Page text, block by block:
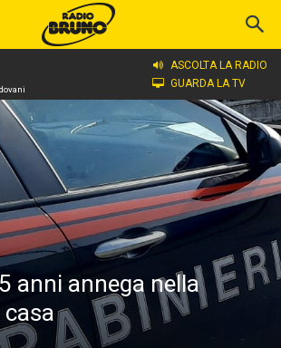
ASCOLTA LA RADIO
GUARDA LA TV
anni annega nella